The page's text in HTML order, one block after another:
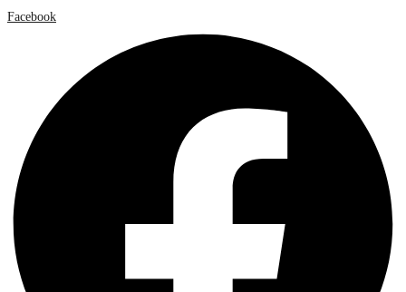
Facebook